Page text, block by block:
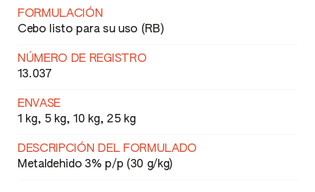
FORMULACIÓN
Cebo listo para su uso (RB)
NÚMERO DE REGISTRO
13.037
ENVASE
1 kg, 5 kg, 10 kg, 25 kg
DESCRIPCIÓN DEL FORMULADO
Metaldehido 3% p/p (30 g/kg)